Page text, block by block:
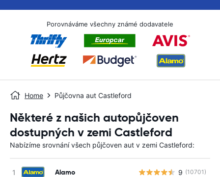
Porovnáváme všechny známé dodavatele
Home Půjčovna aut Castleford
Některé z našich autopůjčoven
dostupných v zemi Castleford
Nabízíme srovnání všech půjčoven aut v zemi Castleford:
Alamo 9 (10701)